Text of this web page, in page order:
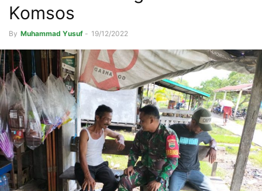
Komsos
By Muhammad Yusuf - 19/12/2022